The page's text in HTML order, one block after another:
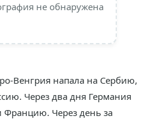
не обнаружена
Венгрия напала на Сербию,
Через два дня Германия
Францию. Через день за